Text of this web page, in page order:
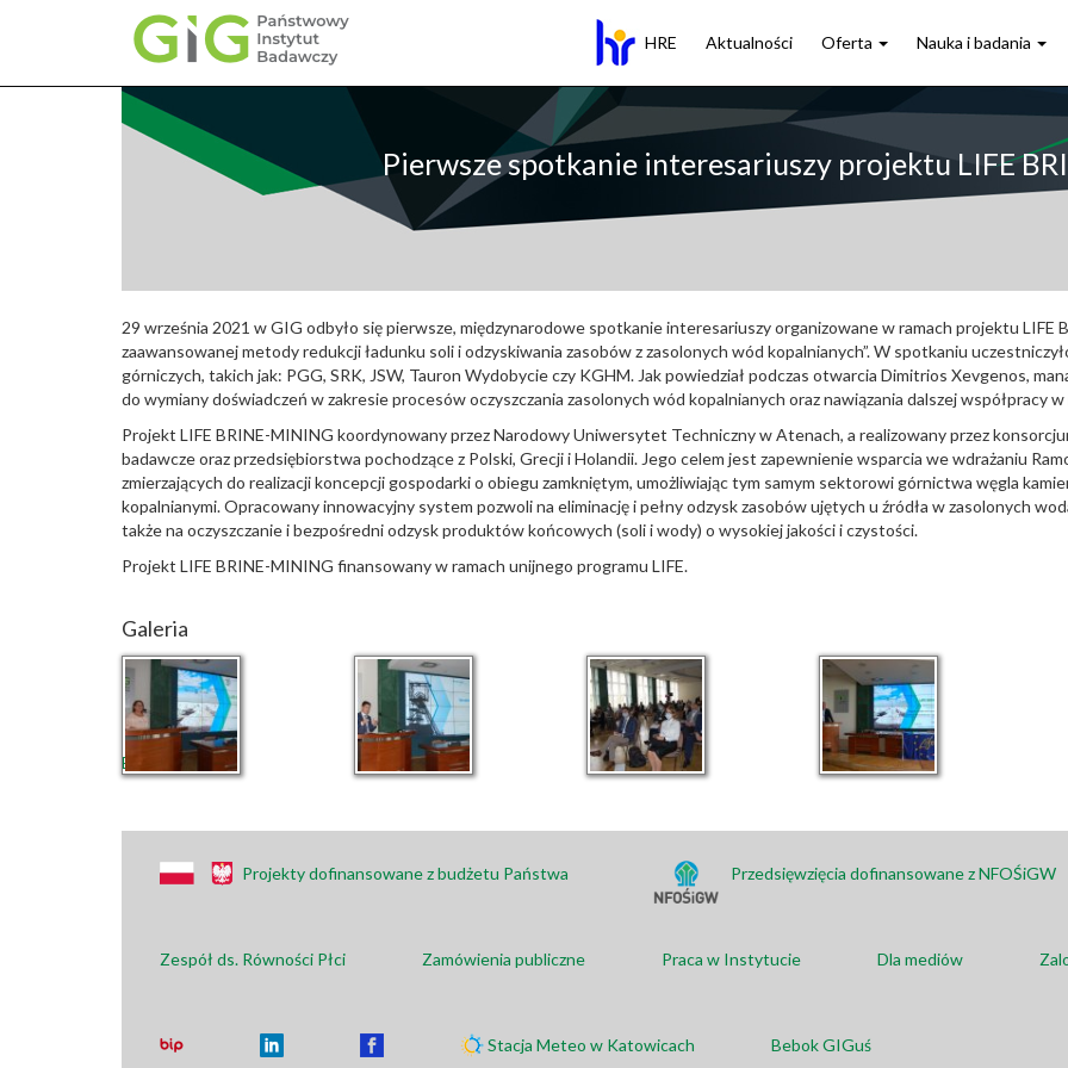
Przejdź
HRE Aktualności Oferta Nauka i badania
Pierwsze spotkanie interesariuszy projektu LIFE
29 września 2021 w GIG odbyło się pierwsze, międzynarodowe spotkanie interesariuszy organizowane w ramach projektu
zaawansowanej metody redukcji ładunku soli i odzyskiwania zasobów z zasolonych wód kopalnianych”. W spotkaniu
górniczych, takich jak: PGG, SRK, JSW, Tauron Wydobycie czy KGHM. Jak powiedział podczas otwarcia Dimitrios Xevgenos,
do wymiany doświadczeń w zakresie procesów oczyszczania zasolonych wód kopalnianych oraz nawiązania dalszej współpracy
Projekt LIFE BRINE-MINING koordynowany przez Narodowy Uniwersytet Techniczny w Atenach, a realizowany przez
badawcze oraz przedsiębiorstwa pochodzące z Polski, Grecji i Holandii. Jego celem jest zapewnienie wsparcia we wdrażaniu
zmierzających do realizacji koncepcji gospodarki o obiegu zamkniętym, umożliwiając tym samym sektorowi górnictwa węgla
kopalnianymi. Opracowany innowacyjny system pozwoli na eliminację i pełny odzysk zasobów ujętych u źródła w zasolonych
także na oczyszczanie i bezpośredni odzysk produktów końcowych (soli i wody) o wysokiej jakości i czystości.
Projekt LIFE BRINE-MINING finansowany w ramach unijnego programu LIFE.
Galeria
English
Projekty dofinansowane z budżetu Państwa Przedsięwzięcia dofinansowane z NFOŚiGW
Zespół ds. Równości Płci Zamówienia publiczne Praca w Instytucie Dla mediów
Stacja Meteo w Katowicach Bebok GIGuś